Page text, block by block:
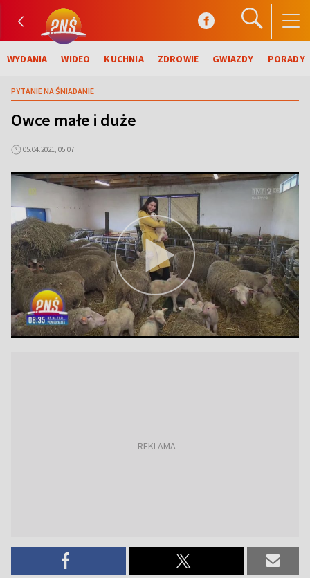
WYDANIA WIDEO KUCHNIA ZDROWIE GWIAZDY PORADY
PYTANIE NA ŚNIADANIE
Owce małe i duże
05.04.2021, 05:07